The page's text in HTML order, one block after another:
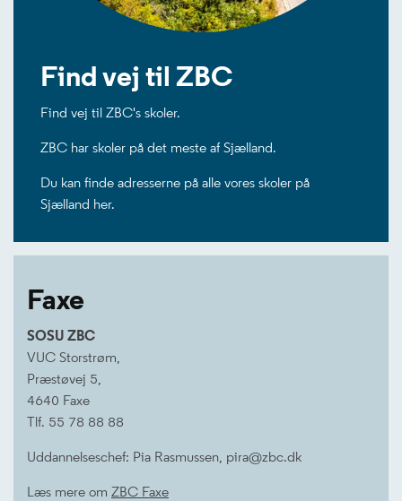
Find vej til ZBC
Find vej til ZBC's skoler.
ZBC har skoler på det meste af Sjælland.
Du kan finde adresserne på alle vores skoler på
Sjælland her.
Faxe
SOSU ZBC
VUC Storstrøm,
Præstøvej 5,
4640 Faxe
Tlf. 55 78 88 88
Uddannelseschef: Pia Rasmussen, pira@zbc.dk
Læs mere om ZBC Faxe